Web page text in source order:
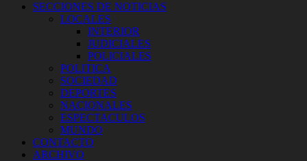
SECCIONES DE NOTICIAS
LOCALES
INTERIOR
JUDICIALES
POLICIALES
POLITICA
SOCIEDAD
DEPORTES
NACIONALES
ESPECTACULOS
MUNDO
CONTACTO
ARCHIVO